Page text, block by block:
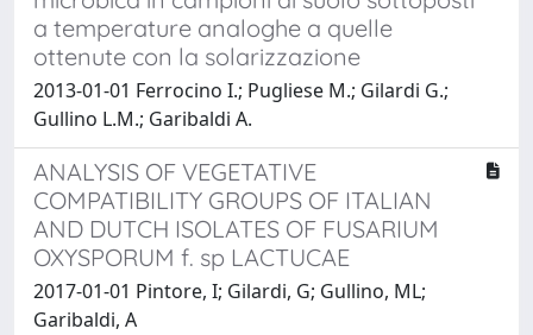
a temperature analoghe a quelle
ottenute con la solarizzazione
2013-01-01 Ferrocino I.; Pugliese M.; Gilardi G.;
Gullino L.M.; Garibaldi A.
ANALYSIS OF VEGETATIVE
COMPATIBILITY GROUPS OF ITALIAN
AND DUTCH ISOLATES OF FUSARIUM
OXYSPORUM f. sp LACTUCAE
2017-01-01 Pintore, I; Gilardi, G; Gullino, ML;
Garibaldi, A